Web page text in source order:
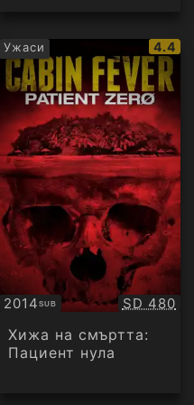
Ужаси
IMDb
4.4
2014SUB
Субтитри SD 480
Хижа на смъртта:
Пациент нула